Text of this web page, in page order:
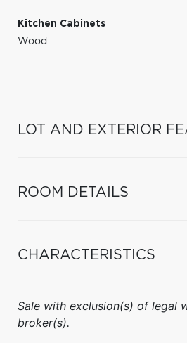
Kitchen Cabinets
Wood
LOT AND EXTERIOR
ROOM DETAILS
CHARACTERISTICS
Sale with exclusion(s) of legal
broker(s).